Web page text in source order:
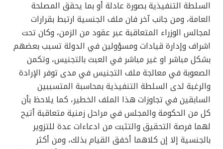
السلطة التنفيذية بصورة عادلة أو بما يحقق المصلحة
العامة، ومن جانب آخر فان ملف الجنسية ارتبط بقرارات
لمجالس الوزراء المتعاقبة عبر عقود من الزمن، وكان تحت
اشراف وإدارة قيادات ومسؤولين في الدولة تسبب بعضهم
بشكل مباشر او غير مباشر في العبث بالتجنيس، وتكمن
الصعوبة في معالجة ملف التجنيس في مدى توفر الإرادة
والرغبة لدى السلطة التنفيذية بمحاسبة المتسببين
السابقين في تجاوزات هذا الملف الخطير، كما يلاحظ بأن
كل من الحكومة والمجلس في مراحل زمنية متعاقبة أتيح
لهما فرصة التحقيق والتثبت من ادعاءات عدة للتزوير
بالجنسية إلا إن كلاهما أخفق القيام بذلك، ومن أكثر